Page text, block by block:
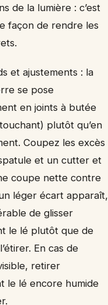
de la lumière : c’est
façon de rendre les
et ajustements : la
se pose
en joints à butée
plutôt qu’en
Coupez les excès
et un cutter et
coupe nette contre
un léger écart apparaît,
de glisser
le lé plutôt que de
En cas de
retirer
le lé encore humide